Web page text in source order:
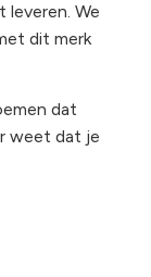
leveren. We
dit merk
dat
weet dat je